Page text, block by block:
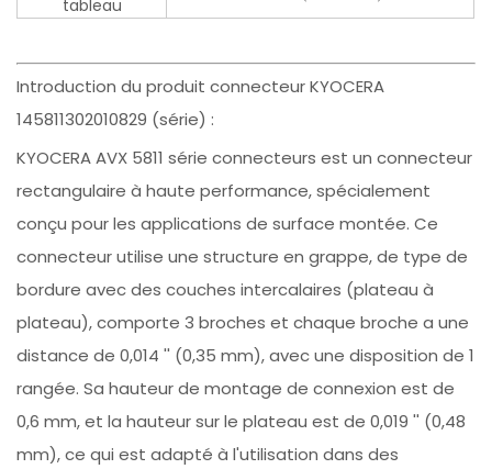
tableau
Introduction du produit connecteur KYOCERA
145811302010829 (série) :
KYOCERA AVX 5811 série connecteurs est un connecteur
rectangulaire à haute performance, spécialement
conçu pour les applications de surface montée. Ce
connecteur utilise une structure en grappe, de type de
bordure avec des couches intercalaires (plateau à
plateau), comporte 3 broches et chaque broche a une
distance de 0,014 '' (0,35 mm), avec une disposition de 1
rangée. Sa hauteur de montage de connexion est de
0,6 mm, et la hauteur sur le plateau est de 0,019 '' (0,48
mm), ce qui est adapté à l'utilisation dans des